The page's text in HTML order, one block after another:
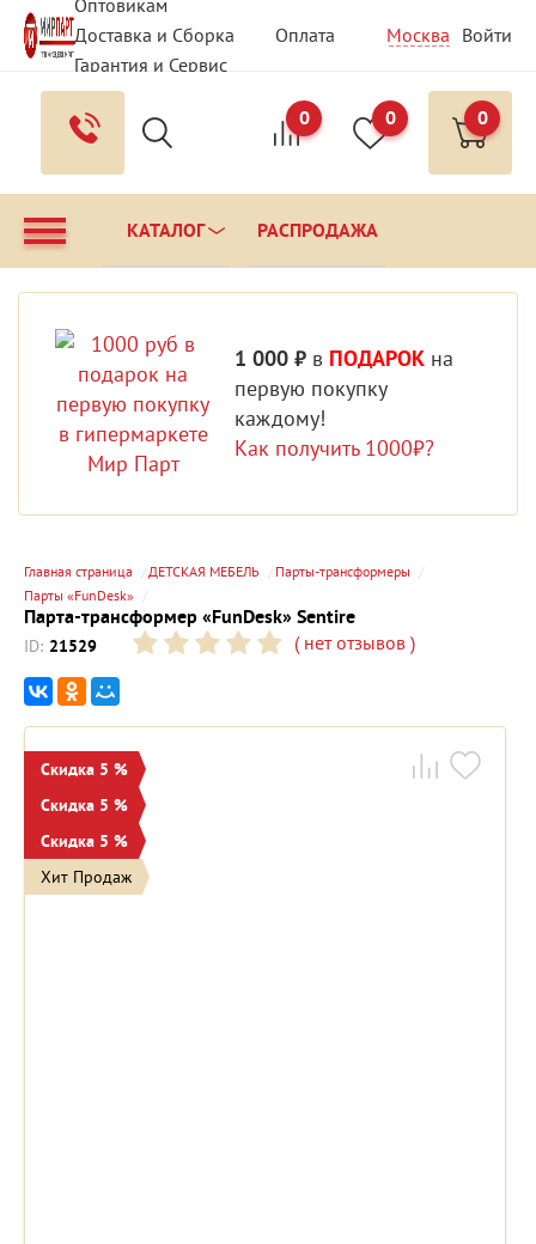
Оптовикам
Доставка и Сборка
Оплата
Гарантия и Сервис
Вопрос - Ответ
Контакты
Москва Войти
0 0 0
КАТАЛОГ РАСПРОДАЖА
1 000 ₽ в ПОДАРОК на
первую покупку
каждому!
Как получить 1000₽?
Главная страница ДЕТСКАЯ МЕБЕЛЬ
Парты-трансформеры
Парты «FunDesk»
Парта-трансформер «FunDesk» Sentire
ID: 21529 (нет отзывов )
Скидка 5 %
Скидка 5 %
Скидка 5 %
Хит Продаж